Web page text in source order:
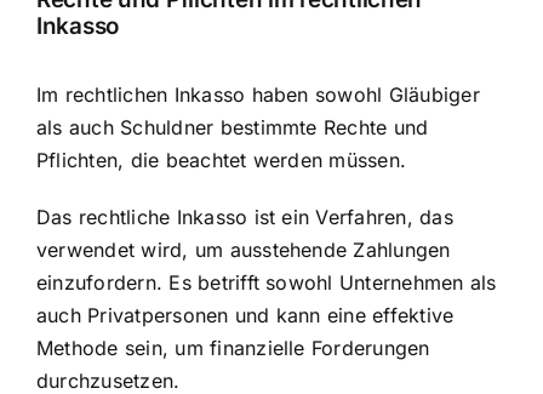
Inkasso
Im rechtlichen Inkasso haben sowohl Gläubiger
als auch Schuldner bestimmte Rechte und
Pflichten, die beachtet werden müssen.
Das rechtliche Inkasso ist ein Verfahren, das
verwendet wird, um ausstehende Zahlungen
einzufordern. Es betrifft sowohl Unternehmen als
auch Privatpersonen und kann eine effektive
Methode sein, um finanzielle Forderungen
durchzusetzen.